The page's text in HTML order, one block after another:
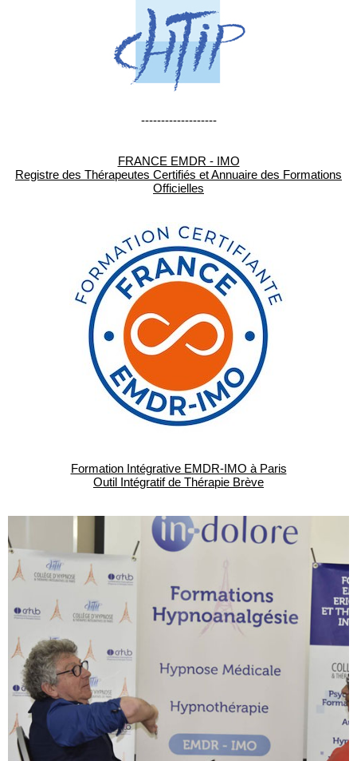
-------------------
FRANCE EMDR - IMO
Registre des Thérapeutes Certifiés et Annuaire des Formations
Officielles
Formation Intégrative EMDR-IMO à Paris
Outil Intégratif de Thérapie Brève